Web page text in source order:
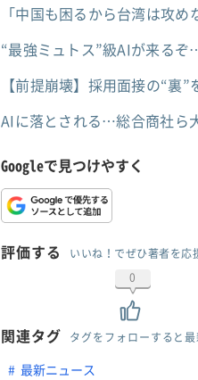
「中国も困るから台湾は攻
“最強ミュトス”級AIが来る
【前提崩壊】採用面接の“
AIに落とされる…総合商社ら
Googleで見つけやすく
評価する
いいね！でぜひ著者を応
0
関連タグ タグをフォローすると
最新ニュース